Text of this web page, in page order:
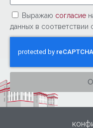
Выражаю согласие
данных в соответствии